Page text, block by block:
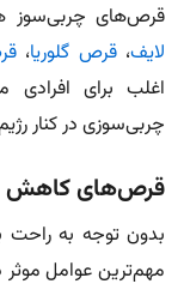
قرص‌های
لایف،قرص گلوریا،
اغلب برای
چربی‌سوزی در کنار
قرص‌های کاهش
بدون توجه به
مهم‌ترین عوامل موثر